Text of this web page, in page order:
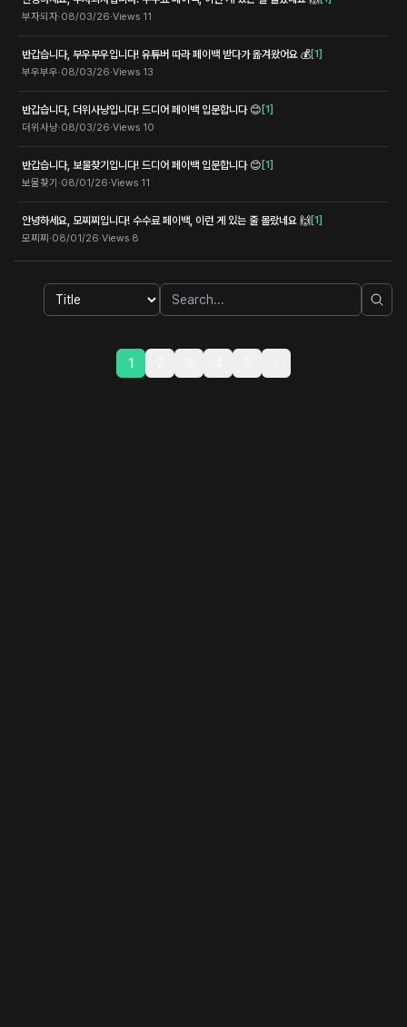
부자되자·08/03/26·Views 11
반갑습니다, 부우부우입니다! 유튜버 따라 페이백 받다가 옮겨왔어요 💰[1]
부우부우·08/03/26·Views 13
반갑습니다, 더위사냥입니다! 드디어 페이백 입문합니다 😊 [1]
더위사냥·08/03/26·Views 10
반갑습니다, 보물찾기입니다! 드디어 페이백 입문합니다 😊 [1]
보물찾기 ·08/01/26·Views 11
안녕하세요, 모찌찌입니다! 수수료 페이백, 이런 게 있는 줄 몰랐네요 🙌 [1]
모찌찌·08/01/26·Views 8
1